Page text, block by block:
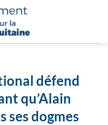
défend
qu’Alain
ses dogmes